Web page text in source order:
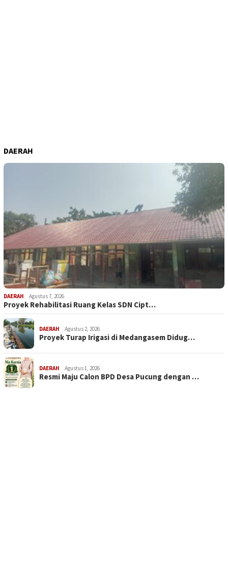
DAERAH
DAERAH Agustus 7, 2026
Proyek Rehabilitasi Ruang Kelas SDN Cipt…
DAERAH Agustus 2, 2026
Proyek Turap Irigasi di Medangasem Didug…
DAERAH Agustus 1, 2026
Resmi Maju Calon BPD Desa Pucung dengan …